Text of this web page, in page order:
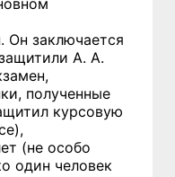
Он заключается
А. А.
полученные
курсовую
(не особо
один человек